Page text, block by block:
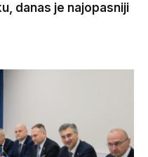
danas je najopasniji